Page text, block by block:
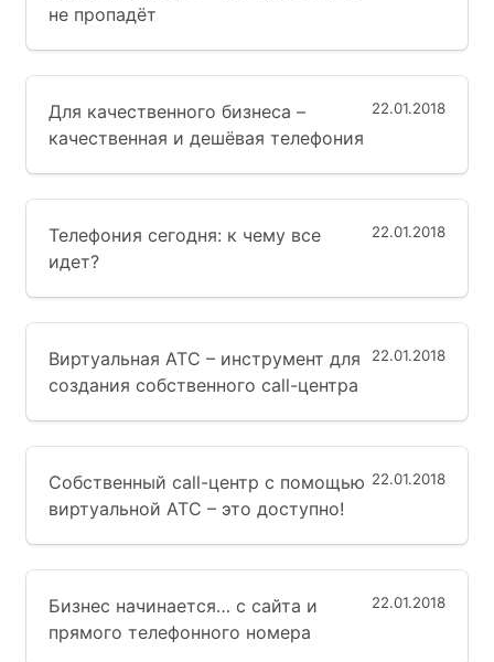
не пропадёт
22.01.2018
Для качественного бизнеса –
качественная и дешёвая телефония
22.01.2018
Телефония сегодня: к чему все
идет?
22.01.2018
Виртуальная АТС – инструмент для
создания собственного call-центра
22.01.2018
Собственный call-центр с помощью
виртуальной АТС – это доступно!
22.01.2018
Бизнес начинается… с сайта и
прямого телефонного номера